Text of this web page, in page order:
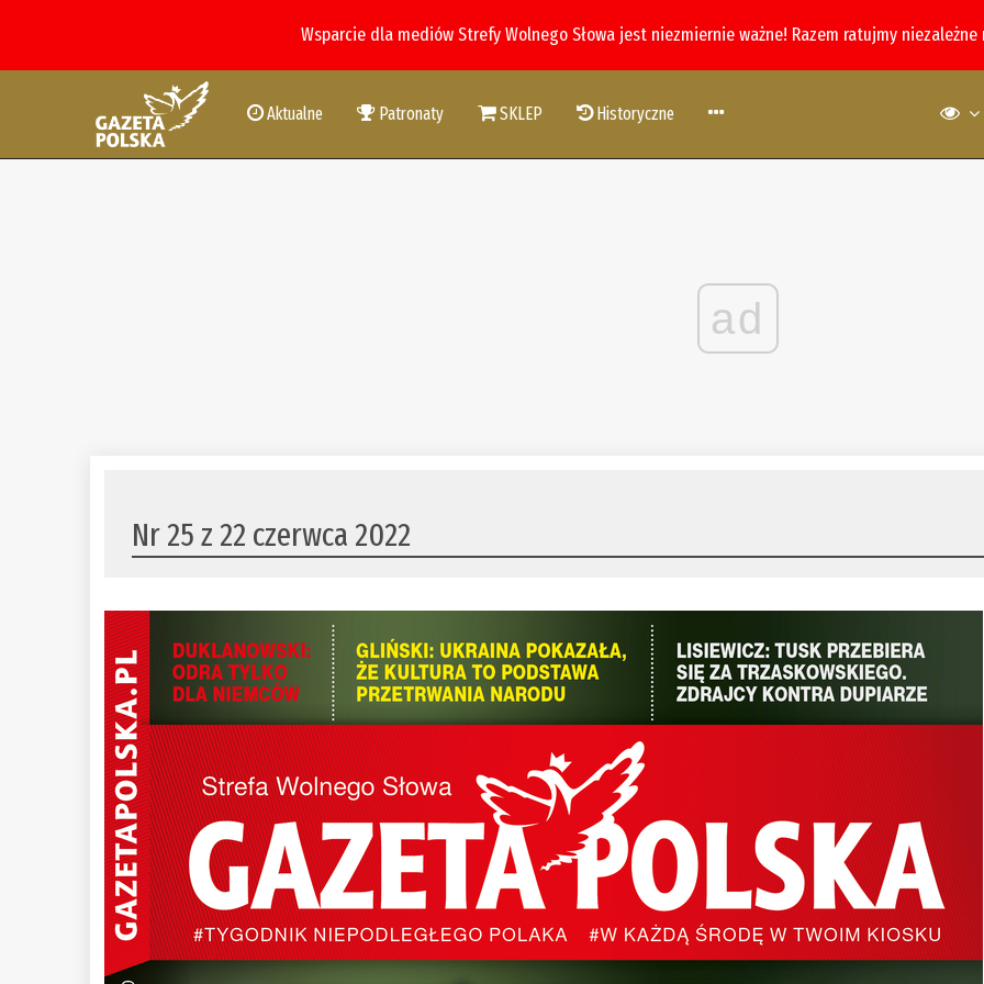
Wsparcie dla mediów Strefy Wolnego Słowa jest niezmiernie ważne! Razem ratujmy
Aktualne Patronaty SKLEP Historyczne
ad
Nr 25 z 22 czerwca 2022